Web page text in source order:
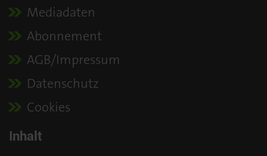
Mediadaten
Abonnement
AGB/Impressum
Datenschutz
Cookies
Inhalt